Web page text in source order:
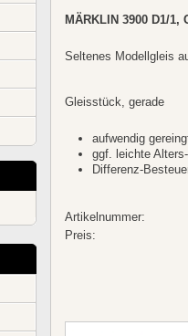
MÄRKLIN 3900 D1/1,
Seltenes Modellgleis
Gleisstück, gerade
aufwendig
ggf. leichte
Differenz-
Artikelnummer:
Preis: